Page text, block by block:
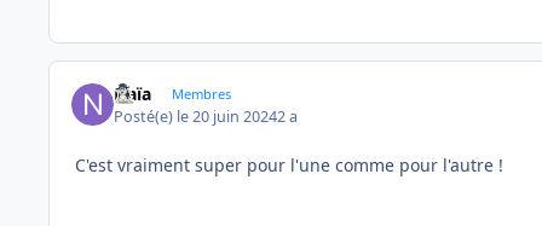
Naïa Membres
Posté(e) le 20 juin 20242 a
C'est vraiment super pour l'une comme pour l'autre !